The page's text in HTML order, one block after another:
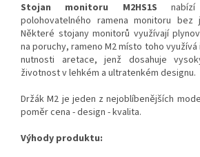
Stojan monitoru M2HS1S nabízí
polohovatelného ramena monitoru bez
Některé stojany monitorů využívají
na poruchy, rameno M2 místo toho
nutnosti aretace, jenž dosahuje
životnost v lehkém a ultratenkém designu.
Držák M2 je jeden z nejoblíbenějších
poměr cena - design - kvalita.
Výhody produktu: